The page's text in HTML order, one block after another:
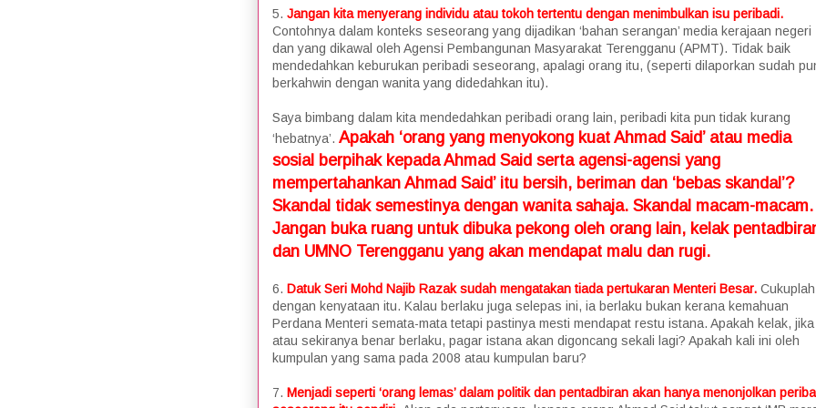
5. Jangan kita menyerang individu atau tokoh tertentu dengan menimbulkan isu peribadi.
Contohnya dalam konteks seseorang yang dijadikan ‘bahan serangan’ media kerajaan negeri
dan yang dikawal oleh Agensi Pembangunan Masyarakat Terengganu (APMT). Tidak baik
mendedahkan keburukan peribadi seseorang, apalagi orang itu, (seperti dilaporkan sudah
berkahwin dengan wanita yang didedahkan itu).
Saya bimbang dalam kita mendedahkan peribadi orang lain, peribadi kita pun tidak kurang
‘hebatnya’. Apakah ‘orang yang menyokong kuat Ahmad Said’ atau media
sosial berpihak kepada Ahmad Said serta agensi-agensi yang
mempertahankan Ahmad Said’ itu bersih, beriman dan ‘bebas skandal’?
Skandal tidak semestinya dengan wanita sahaja. Skandal macam-macam.
Jangan buka ruang untuk dibuka pekong oleh orang lain, kelak
dan UMNO Terengganu yang akan mendapat malu dan rugi.
6. Datuk Seri Mohd Najib Razak sudah mengatakan tiada pertukaran Menteri Besar. Cukuplah
dengan kenyataan itu. Kalau berlaku juga selepas ini, ia berlaku bukan kerana kemahuan
Perdana Menteri semata-mata tetapi pastinya mesti mendapat restu istana. Apakah kelak, jika
atau sekiranya benar berlaku, pagar istana akan digoncang sekali lagi? Apakah kali ini oleh
kumpulan yang sama pada 2008 atau kumpulan baru?
7. Menjadi seperti ‘orang lemas’ dalam politik dan pentadbiran akan hanya menonjolkan